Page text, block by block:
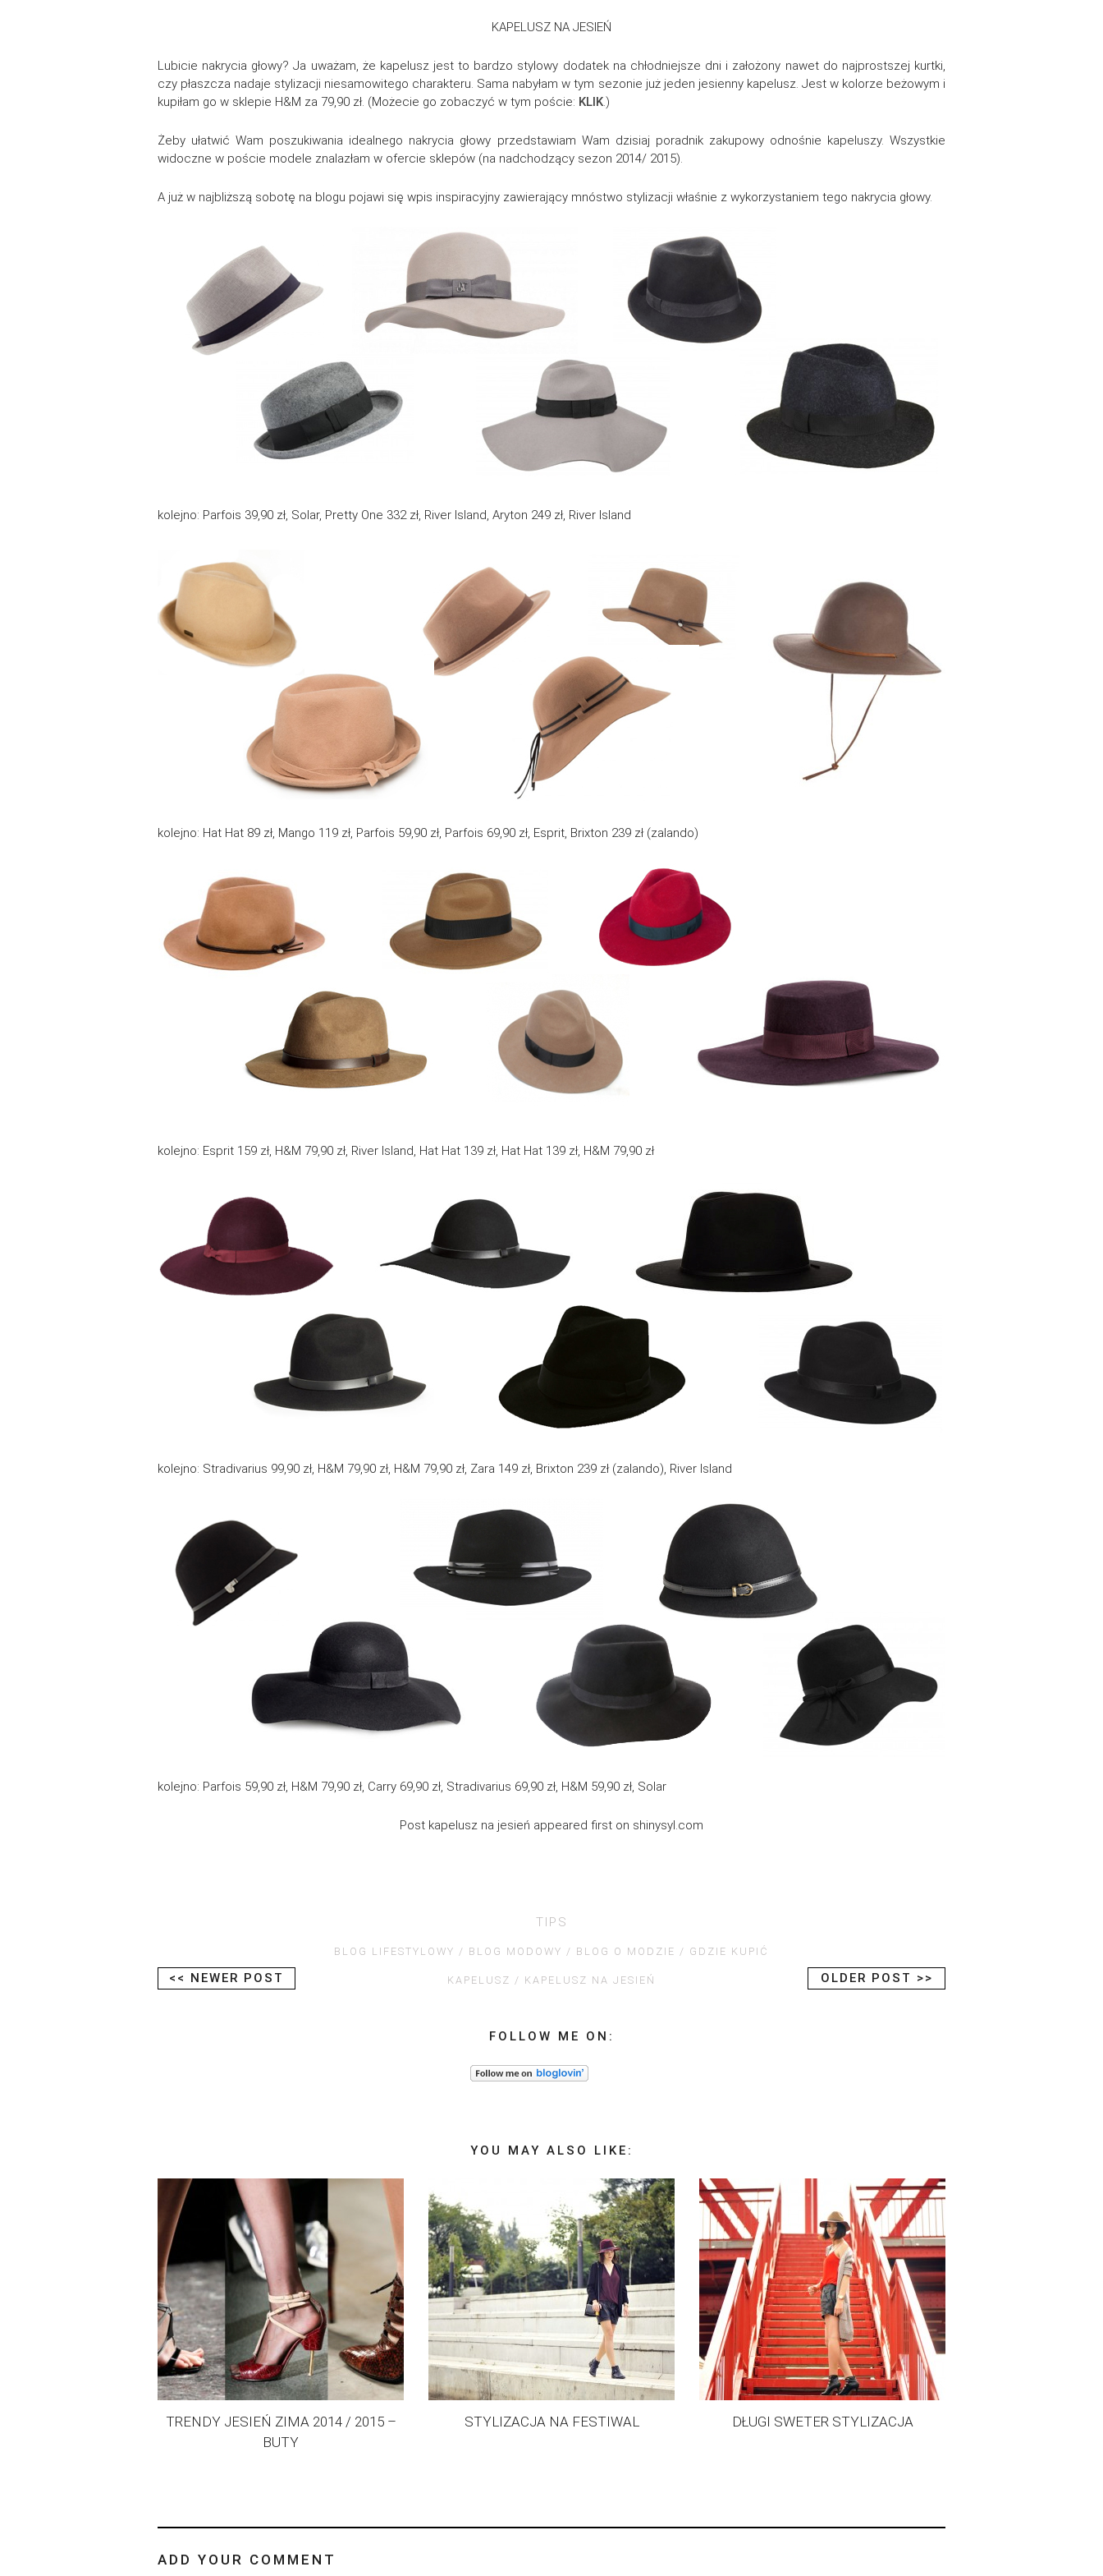
KAPELUSZ NA JESIEŃ
Lubicie nakrycia głowy? Ja uważam, że kapelusz jest to bardzo stylowy dodatek na chłodniejsze dni i założony nawet do najprostszej kurtki,
czy płaszcza nadaje stylizacji niesamowitego charakteru. Sama nabyłam w tym sezonie już jeden jesienny kapelusz. Jest w kolorze beżowym i
kupiłam go w sklepie H&M za 79,90 zł. (Możecie go zobaczyć w tym poście: KLIK.)
Żeby ułatwić Wam poszukiwania idealnego nakrycia głowy przedstawiam Wam dzisiaj poradnik zakupowy odnośnie kapeluszy. Wszystkie
widoczne w poście modele znalazłam w ofercie sklepów (na nadchodzący sezon 2014/ 2015).
A już w najbliższą sobotę na blogu pojawi się wpis inspiracyjny zawierający mnóstwo stylizacji właśnie z wykorzystaniem tego nakrycia głowy.
kolejno: Parfois 39,90 zł, Solar, Pretty One 332 zł, River Island, Aryton 249 zł, River Island
kolejno: Hat Hat 89 zł, Mango 119 zł, Parfois 59,90 zł, Parfois 69,90 zł, Esprit, Brixton 239 zł (zalando)
kolejno: Esprit 159 zł, H&M 79,90 zł, River Island, Hat Hat 139 zł, Hat Hat 139 zł, H&M 79,90 zł
kolejno: Stradivarius 99,90 zł, H&M 79,90 zł, H&M 79,90 zł, Zara 149 zł, Brixton 239 zł (zalando), River Island
kolejno: Parfois 59,90 zł, H&M 79,90 zł, Carry 69,90 zł, Stradivarius 69,90 zł, H&M 59,90 zł, Solar
Post kapelusz na jesień appeared first on shinysyl.com
TIPS
BLOG LIFESTYLOWY BLOG MODOWY BLOG O MODZIE GDZIE KUPIĆ
KAPELUSZ KAPELUSZ NA JESIEŃ
<< NEWER POST OLDER POST >>
FOLLOW ME ON:
YOU MAY ALSO LIKE:
TRENDY JESIEŃ ZIMA 2014 / 2015 –
BUTY
STYLIZACJA NA FESTIWAL DŁUGI SWETER STYLIZACJA
ADD YOUR COMMENT